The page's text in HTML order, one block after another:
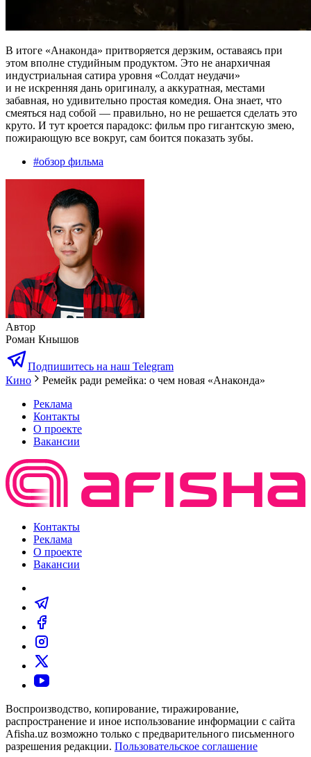
В итоге «Анаконда» притворяется дерзким, оставаясь при
этом вполне студийным продуктом. Это не анархичная
индустриальная сатира уровня «Солдат неудачи»
и не искренняя дань оригиналу, а аккуратная, местами
забавная, но удивительно простая комедия. Она знает, что
смеяться над собой — правильно, но не решается сделать это
круто. И тут кроется парадокс: фильм про гигантскую змею,
пожирающую все вокруг, сам боится показать зубы.
#обзор фильма
Автор
Роман Кнышов
Подпишитесь на наш Telegram
Кино
Ремейк ради ремейка: о чем новая «Анаконда»
Реклама
Контакты
О проекте
Вакансии
Контакты
Реклама
О проекте
Вакансии
Воспроизводство, копирование, тиражирование,
распространение и иное использование информации с сайта
Afisha.uz возможно только с предварительного письменного
разрешения редакции. Пользовательское соглашение